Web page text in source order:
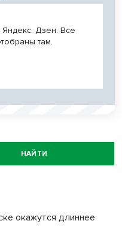
Дзен. Все
там.
НАЙТИ
окажутся длиннее